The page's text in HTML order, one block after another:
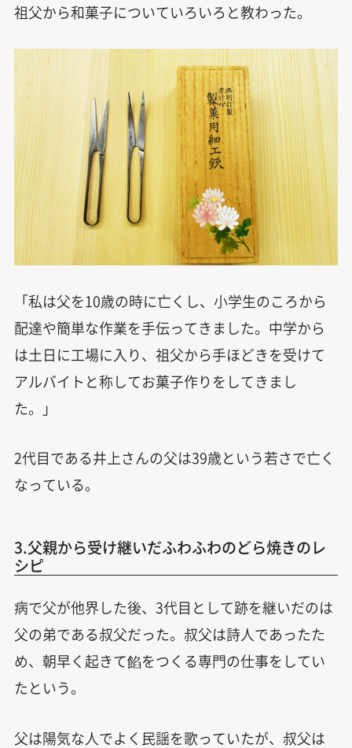
祖父から和菓子についていろいろと教わった。
「私は父を10歳の時に亡くし、小学生のころから
配達や簡単な作業を手伝ってきました。中学から
は土日に工場に入り、祖父から手ほどきを受けて
アルバイトと称してお菓子作りをしてきまし
た。」
2代目である井上さんの父は39歳という若さで亡く
なっている。
3.父親から受け継いだふわふわのどら焼きのレ
シピ
病で父が他界した後、3代目として跡を継いだのは
父の弟である叔父だった。叔父は詩人であったた
め、朝早く起きて餡をつくる専門の仕事をしてい
たという。
父は陽気な人でよく民謡を歌っていたが、叔父は